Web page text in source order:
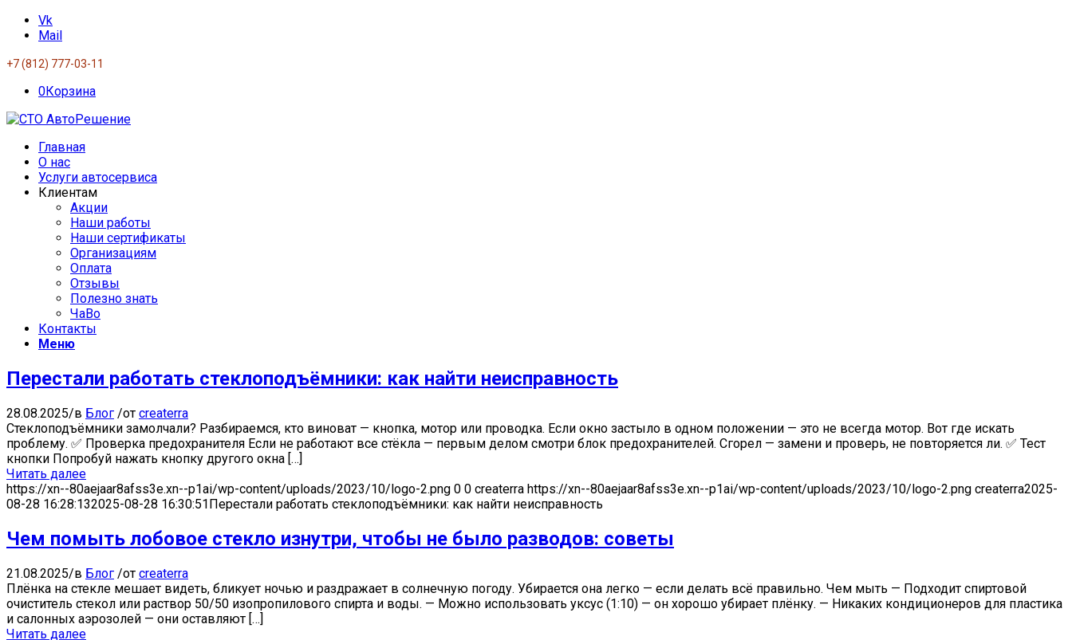
Vk
Mail
+7 (812) 777-03-11
0Корзина
Главная
О нас
Услуги автосервиса
Клиентам
Акции
Наши работы
Наши сертификаты
Организациям
Оплата
Отзывы
Полезно знать
ЧаВо
Контакты
Меню
Перестали работать стеклоподъёмники: как найти неисправность
28.08.2025/в Блог /от createrra
Стеклоподъёмники замолчали? Разбираемся, кто виноват — кнопка, мотор или проводка. Если окно застыло в одном положении — это не всегда мотор. Вот где искать
проблему. ✅ Проверка предохранителя Если не работают все стёкла — первым делом смотри блок предохранителей. Сгорел — замени и проверь, не повторяется ли. ✅ Тест
кнопки Попробуй нажать кнопку другого окна […]
Читать далее
https://xn--80aejaar8afss3e.xn--p1ai/wp-content/uploads/2023/10/logo-2.png 0 0 createrra https://xn--80aejaar8afss3e.xn--p1ai/wp-content/uploads/2023/10/logo-2.png createrra2025-
08-28 16:28:132025-08-28 16:30:51Перестали работать стеклоподъёмники: как найти неисправность
Чем помыть лобовое стекло изнутри, чтобы не было разводов: советы
21.08.2025/в Блог /от createrra
Плёнка на стекле мешает видеть, бликует ночью и раздражает в солнечную погоду. Убирается она легко — если делать всё правильно. Чем мыть — Подходит спиртовой
очиститель стекол или раствор 50/50 изопропилового спирта и воды. — Можно использовать уксус (1:10) — он хорошо убирает плёнку. — Никаких кондиционеров для пластика
и салонных аэрозолей — они оставляют […]
Читать далее